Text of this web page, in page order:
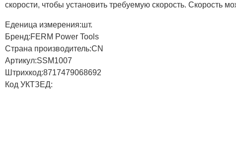
скорости, чтобы установить требуемую скорость. Скорость
Еденица измерения:шт.
Бренд:FERM Power Tools
Страна производитель:CN
Артикул:SSM1007
Штрихкод:8717479068692
Код УКТЗЕД: